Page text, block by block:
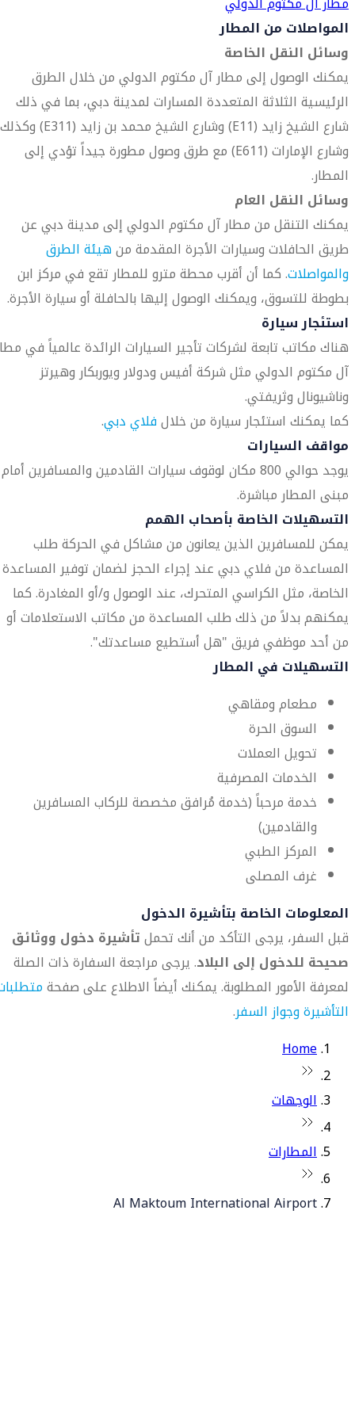
المواصلات من المطار
وسائل النقل الخاصة
يمكنك الوصول إلى مطار آل مكتوم الدولي من خلال الطرق
الرئيسية الثلاثة المتعددة المسارات لمدينة دبي، بما في ذلك
شارع الشيخ زايد (E11) وشارع الشيخ محمد بن زايد (E311) وكذلك
وشارع الإمارات (E611) مع طرق وصول مطورة جيداً تؤدي إلى
المطار.
وسائل النقل العام
يمكنك التنقل من مطار آل مكتوم الدولي إلى مدينة دبي عن
طريق الحافلات وسيارات الأجرة المقدمة منهيئة الطرق
والمواصلات. كما أن أقرب محطة مترو للمطار تقع في مركز ابن
بطوطة للتسوق، ويمكنك الوصول إليها بالحافلة أو سيارة الأجرة.
استئجار سيارة
هناك مكاتب تابعة لشركات تأجير السيارات الرائدة عالمياً في
آل مكتوم الدولي مثل شركة أفيس ودولار ويوربكار وهيرتز
وناشيونال وثريفتي.
كما يمكنك استئجار سيارة من خلالفلاي دبي.
مواقف السيارات
يوجد حوالي 800 مكان لوقوف سيارات القادمين والمسافرين أمام
مبنى المطار مباشرة.
التسهيلات الخاصة بأصحاب الهمم
يمكن للمسافرين الذين يعانون من مشاكل في الحركة طلب
المساعدة من فلاي دبي عند إجراء الحجز لضمان توفير المساعدة
الخاصة، مثل الكراسي المتحرك، عند الوصول و/أو المغادرة. كما
يمكنهم بدلاً من ذلك طلب المساعدة من مكاتب الاستعلامات أو
من أحد موظفي فريق "هل أستطيع مساعدتك".
التسهيلات في المطار
مطعام ومقاهي
السوق الحرة
تحويل العملات
الخدمات المصرفية
خدمة مرحباً (خدمة مُرافق مخصصة للركاب المسافرين
والقادمين)
المركز الطبي
غرف المصلى
المعلومات الخاصة بتأشيرة الدخول
قبل السفر، يرجى التأكد من أنك تحملتأشيرة دخول ووثائق
صحيحة للدخول إلى البلاد. يرجى مراجعة السفارة ذات الصلة
لمعرفة الأمور المطلوبة. يمكنك أيضاً الاطلاع على صفحة
التأشيرة وجواز السفر.
Home
الوجهات
المطارات
Al Maktoum International Airport